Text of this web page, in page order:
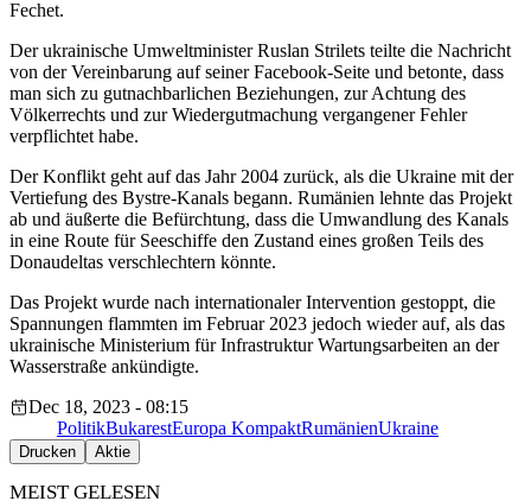
Fechet.
Der ukrainische Umweltminister Ruslan Strilets teilte die Nachricht
von der Vereinbarung auf seiner Facebook-Seite und betonte, dass
man sich zu gutnachbarlichen Beziehungen, zur Achtung des
Völkerrechts und zur Wiedergutmachung vergangener Fehler
verpflichtet habe.
Der Konflikt geht auf das Jahr 2004 zurück, als die Ukraine mit der
Vertiefung des Bystre-Kanals begann. Rumänien lehnte das Projekt
ab und äußerte die Befürchtung, dass die Umwandlung des Kanals
in eine Route für Seeschiffe den Zustand eines großen Teils des
Donaudeltas verschlechtern könnte.
Das Projekt wurde nach internationaler Intervention gestoppt, die
Spannungen flammten im Februar 2023 jedoch wieder auf, als das
ukrainische Ministerium für Infrastruktur Wartungsarbeiten an der
Wasserstraße ankündigte.
Dec 18, 2023 - 08:15
PolitikBukarestEuropa KompaktRumänienUkraine
Drucken Aktie
MEIST GELESEN